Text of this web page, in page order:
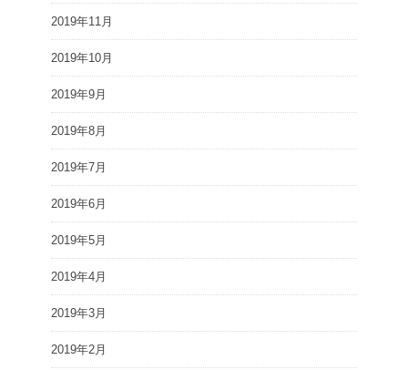
2019年11月
2019年10月
2019年9月
2019年8月
2019年7月
2019年6月
2019年5月
2019年4月
2019年3月
2019年2月